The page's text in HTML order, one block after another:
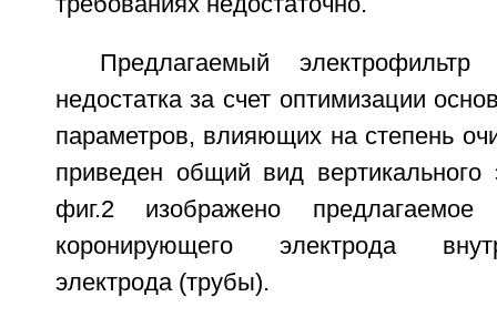
Предлагаемый
недостатка за счет оптимизации
параметров, влияющих на степень
приведен общий вид вертикального
фиг.2 изображено предлагаемое
коронирующего электрода
электрода (трубы).